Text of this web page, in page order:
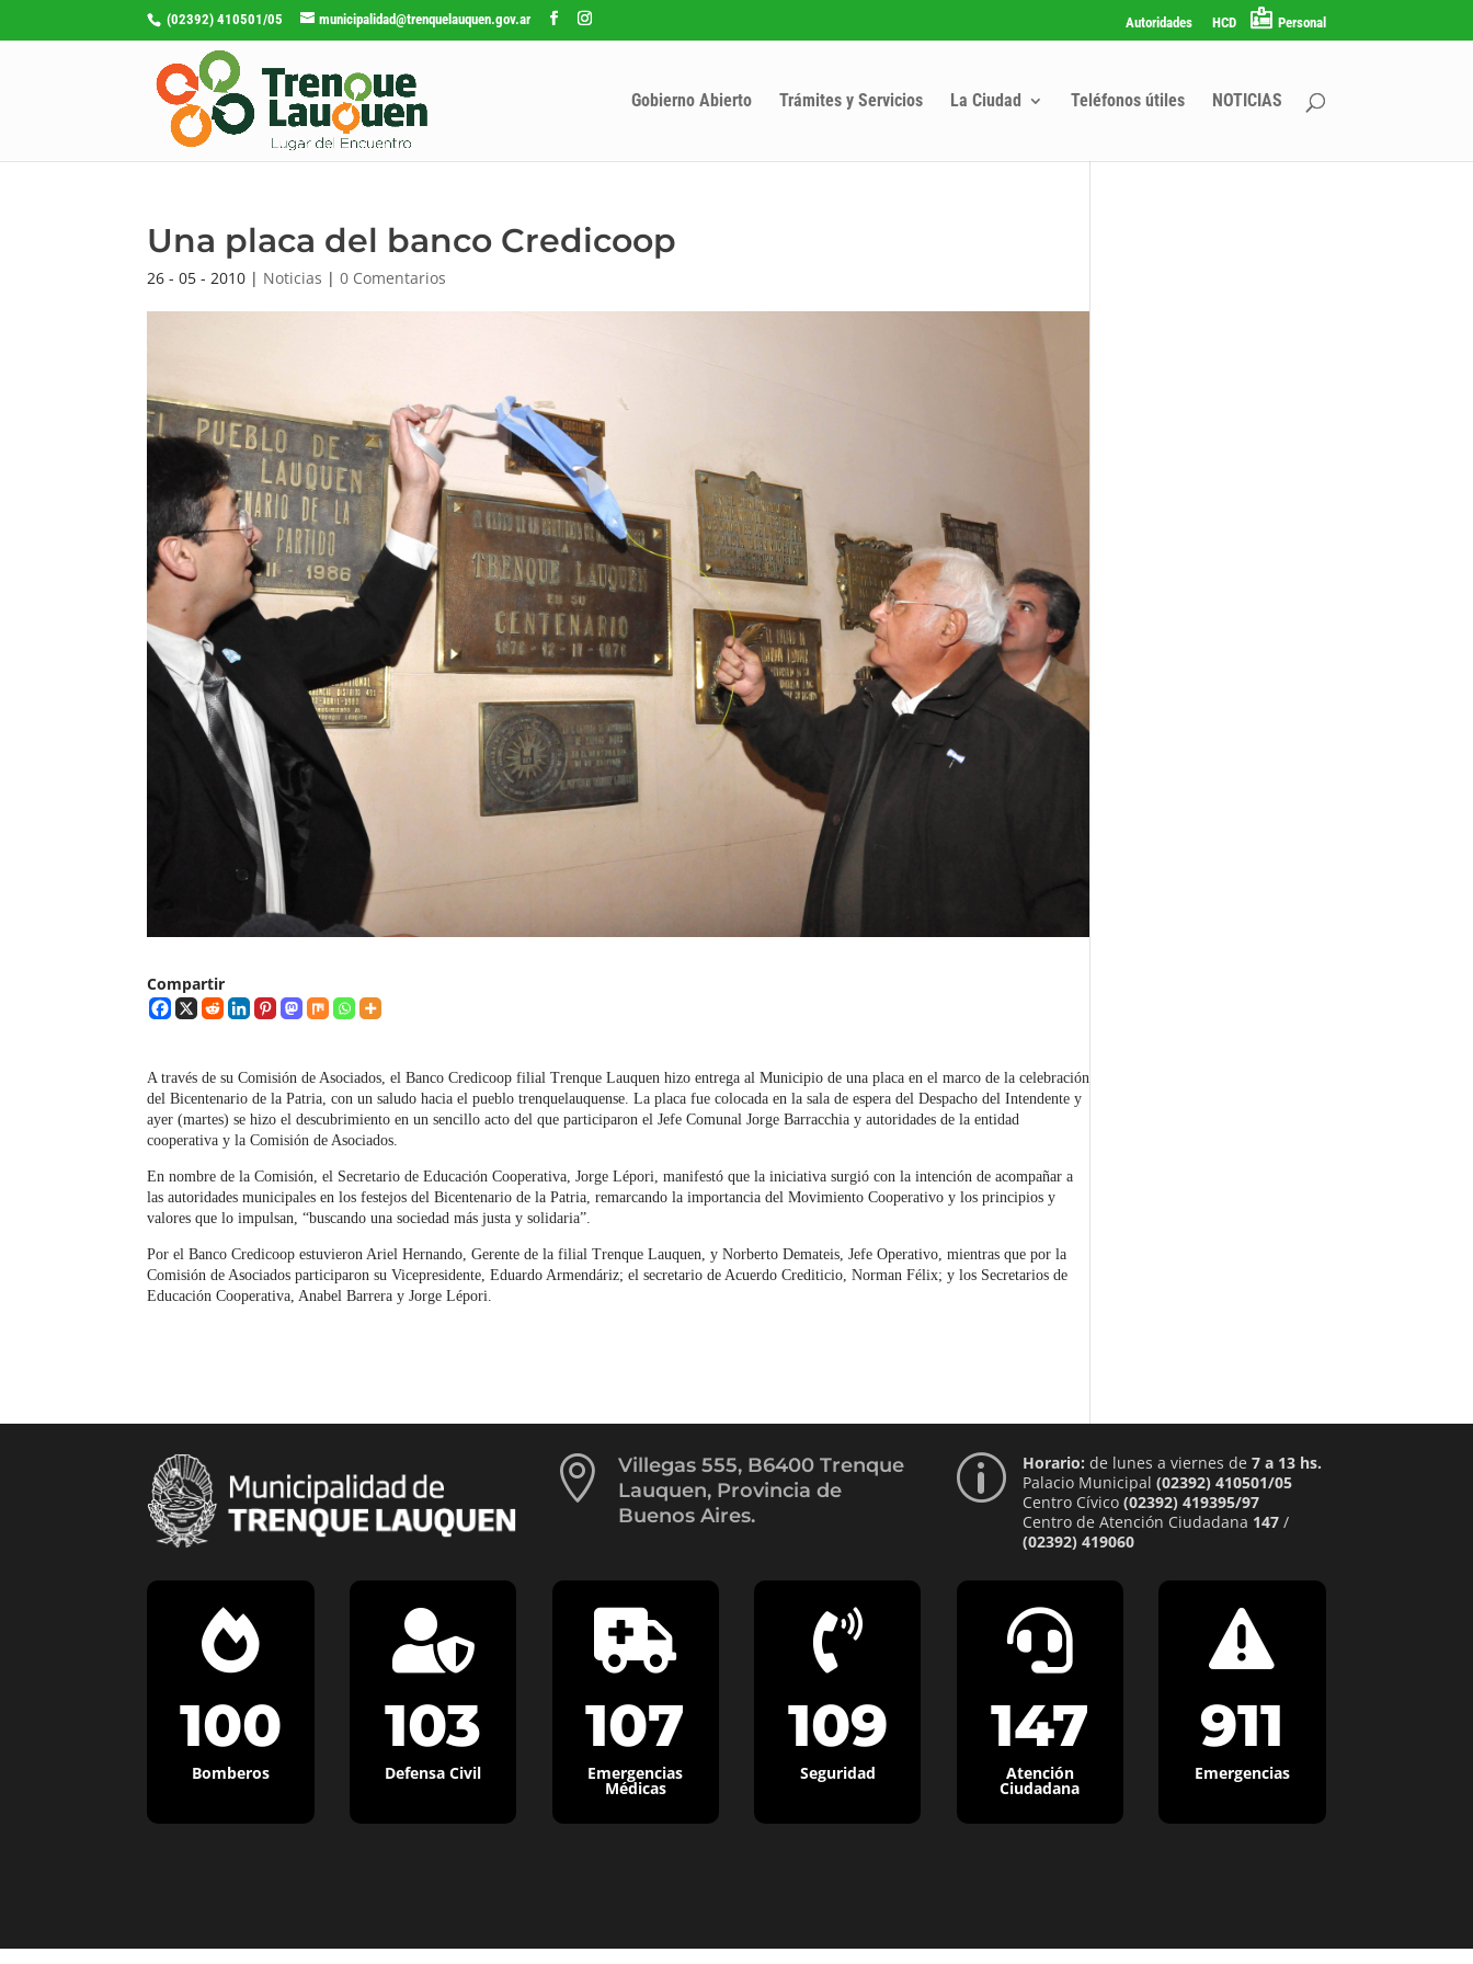
(02392) 410501/05 municipalidad@trenquelauquen.gov.ar Autoridades HCD Personal
Gobierno Abierto Trámites y Servicios La Ciudad Teléfonos útiles NOTICIAS
Una placa del banco Credicoop
26 - 05 - 2010 | Noticias |0 Comentarios
Compartir
A través de su Comisión de Asociados, el Banco Credicoop filial Trenque Lauquen hizo entrega al Municipio de una placa en el marco de la celebración
del Bicentenario de la Patria, con un saludo hacia el pueblo trenquelauquense. La placa fue colocada en la sala de espera del Despacho del Intendente y
ayer (martes) se hizo el descubrimiento en un sencillo acto del que participaron el Jefe Comunal Jorge Barracchia y autoridades de la entidad
cooperativa y la Comisión de Asociados.
En nombre de la Comisión, el Secretario de Educación Cooperativa, Jorge Lépori, manifestó que la iniciativa surgió con la intención de acompañar a
las autoridades municipales en los festejos del Bicentenario de la Patria, remarcando la importancia del Movimiento Cooperativo y los principios y
valores que lo impulsan, “buscando una sociedad más justa y solidaria”.
Por el Banco Credicoop estuvieron Ariel Hernando, Gerente de la filial Trenque Lauquen, y Norberto Demateis, Jefe Operativo, mientras que por la
Comisión de Asociados participaron su Vicepresidente, Eduardo Armendáriz; el secretario de Acuerdo Crediticio, Norman Félix; y los Secretarios de
Educación Cooperativa, Anabel Barrera y Jorge Lépori.

Villegas 555, B6400 Trenque
Lauquen, Provincia de
Buenos Aires.
p Horario: de lunes a viernes de 7 a 13 hs.
Palacio Municipal (02392) 410501/05
Centro Cívico (02392) 419395/97
Centro de Atención Ciudadana 147/
(02392) 419060

100
Bomberos

103
Defensa Civil

107
Emergencias
Médicas

109
Seguridad

147
Atención
Ciudadana

911
Emergencias